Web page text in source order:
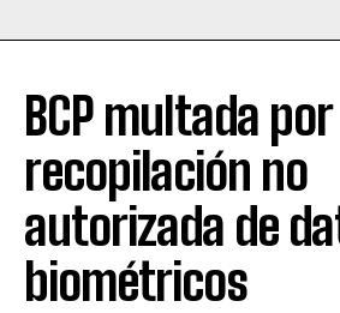
BCP multada por
recopilación no
autorizada de
biométricos